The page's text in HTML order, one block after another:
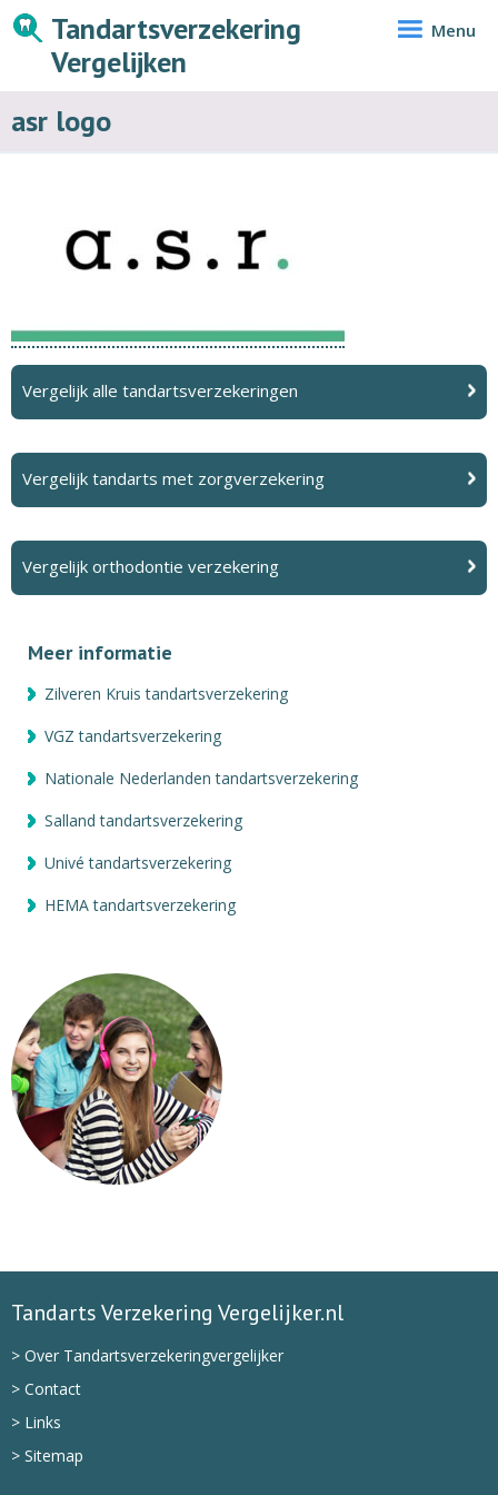
Tandartsverzekering
Vergelijken
Menu
asr logo
Vergelijk alle tandartsverzekeringen
Vergelijk tandarts met zorgverzekering
Vergelijk orthodontie verzekering
Meer informatie
Zilveren Kruis tandartsverzekering
VGZ tandartsverzekering
Nationale Nederlanden tandartsverzekering
Salland tandartsverzekering
Univé tandartsverzekering
HEMA tandartsverzekering
Tandarts Verzekering Vergelijker.nl
> Over Tandartsverzekeringvergelijker
> Contact
> Links
> Sitemap